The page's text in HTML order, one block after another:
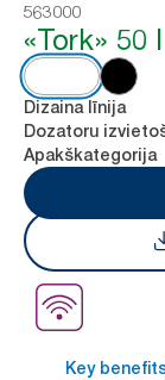
563000
«Tork»
Dizaina līnija
Dozatoru
Apakškategorija
Key